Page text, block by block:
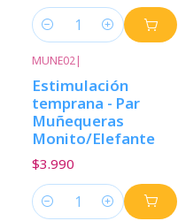
Cantidad
MUNE02|
Estimulación
temprana - Par
Muñequeras
Monito/Elefante
$3.990
Cantidad